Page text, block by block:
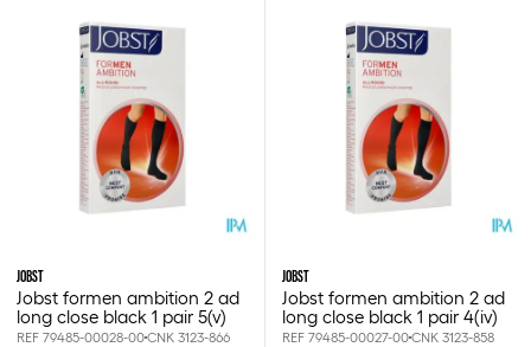
JOBST
Jobst formen ambition 2 ad
long close black 1 pair 5(v)
REF 79485-00028-00CNK 3123-866
JOBST
Jobst formen ambition 2 ad
long close black 1 pair 4(iv)
REF 79485-00027-00CNK 3123-858